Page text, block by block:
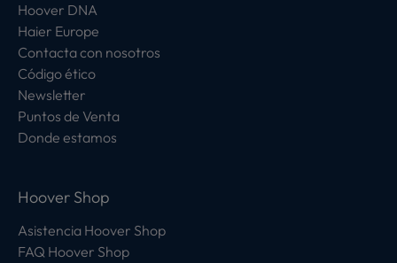
Hoover DNA
Haier Europe
Contacta con nosotros
Código ético
Newsletter
Puntos de Venta
Donde estamos
Hoover Shop
Asistencia Hoover Shop
FAQ Hoover Shop